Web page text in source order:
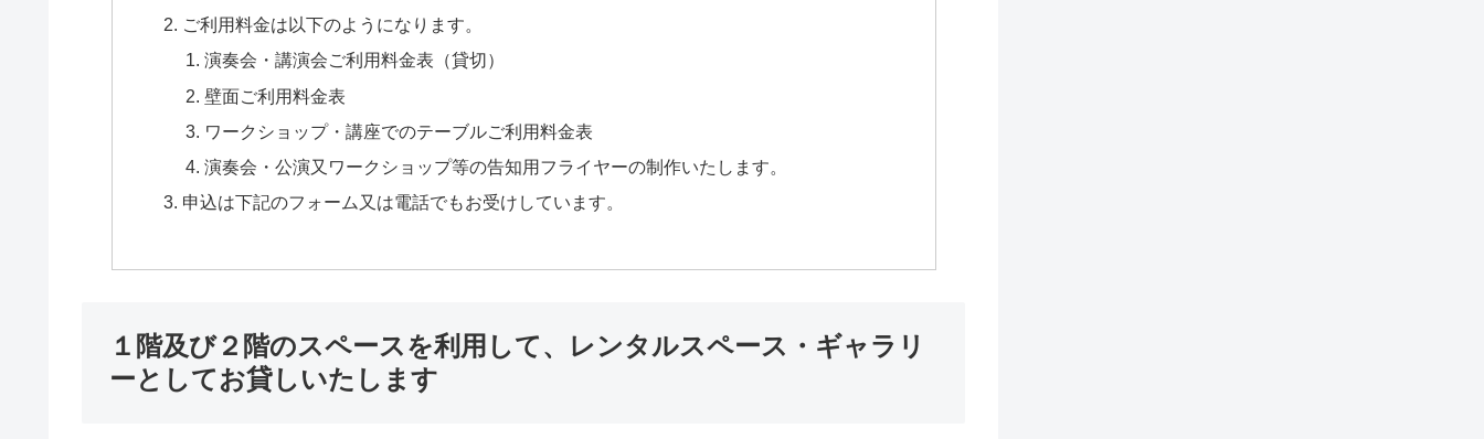
ご利用料金は以下のようになります。
演奏会・講演会ご利用料金表（貸切）
壁面ご利用料金表
ワークショップ・講座でのテーブルご利用料金表
演奏会・公演又ワークショップ等の告知用フライヤーの制作いたします。
申込は下記のフォーム又は電話でもお受けしています。
１階及び２階のスペースを利用して、レンタルスペース・ギャラリ
ーとしてお貸しいたします